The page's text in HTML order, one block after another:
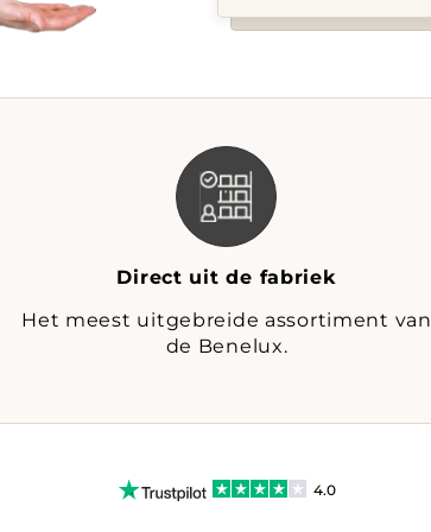
Direct uit de fabriek
Het meest uitgebreide assortiment van
de Benelux.
4.0